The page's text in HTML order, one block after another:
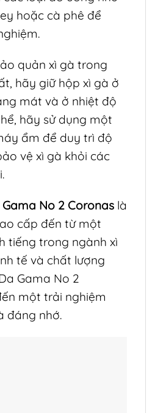
hoặc cà phê để
quản xì gà trong
hãy giữ hộp xì gà ở
mát và ở nhiệt độ
hãy sử dụng một
ẩm để duy trì độ
vệ xì gà khỏi các
No 2 Coronas là
cấp đến từ một
tiếng trong ngành xì
tế và chất lượng
Gama No 2
một trải nghiệm
đáng nhớ.